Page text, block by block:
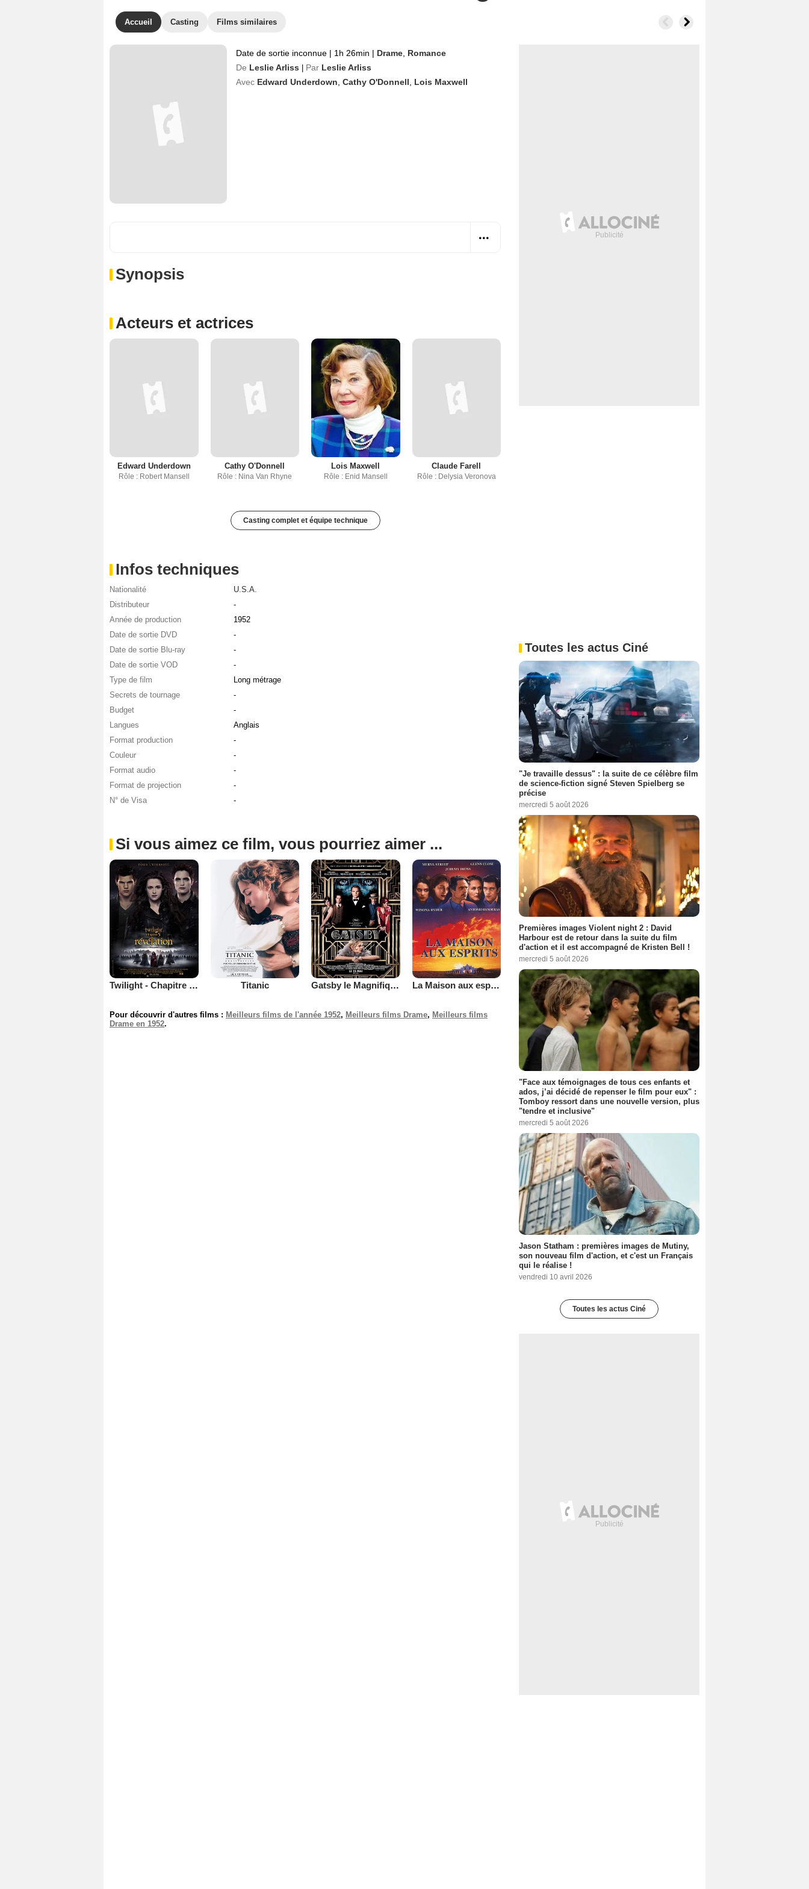
Accueil Casting Films similaires
Date de sortie inconnue | 1h 26min | Drame Romance
De Leslie Arliss Par Leslie Arliss
Avec Edward Underdown Cathy O'Donnell Lois Maxwell
Synopsis
Acteurs et actrices
Edward Underdown
Rôle : Robert Mansell
Cathy O'Donnell
Rôle : Nina Van Rhyne
Lois Maxwell
Rôle : Enid Mansell
Claude Farell
Rôle : Delysia Veronova
Casting complet et équipe technique
Infos techniques
Nationalité
U.S.A.
Distributeur
-
Année de production
1952
Date de sortie DVD
-
Date de sortie Blu-ray
-
Date de sortie VOD
-
Type de film
Long métrage
Secrets de tournage
-
Budget
-
Langues
Anglais
Format production
-
Couleur
-
Format audio
-
Format de projection
-
N° de Visa
-
Si vous aimez ce film, vous pourriez aimer ...
Twilight - Chapitre 5 : Révélation 2e partie Titanic Gatsby le Magnifique La Maison aux esprits
Pour découvrir d'autres films : Meilleurs films de l'année 1952, Meilleurs films Drame, Meilleurs films
Drame en 1952.
Toutes les actus Ciné
"Je travaille dessus" : la suite de ce célèbre film
de science-fiction signé Steven Spielberg se
précise
mercredi 5 août 2026
Premières images Violent night 2 : David
Harbour est de retour dans la suite du film
d'action et il est accompagné de Kristen Bell !
mercredi 5 août 2026
"Face aux témoignages de tous ces enfants et
ados, j’ai décidé de repenser le film pour eux" :
Tomboy ressort dans une nouvelle version, plus
"tendre et inclusive"
mercredi 5 août 2026
Jason Statham : premières images de Mutiny,
son nouveau film d'action, et c'est un Français
qui le réalise !
vendredi 10 avril 2026
Toutes les actus Ciné